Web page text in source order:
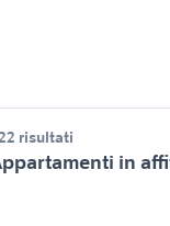
risultati
in